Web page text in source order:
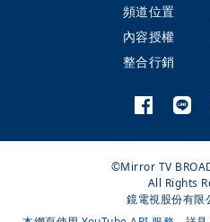
頻道位置
內容授權
整合行銷
©Mirror TV
All Rights
鏡電視股份有限